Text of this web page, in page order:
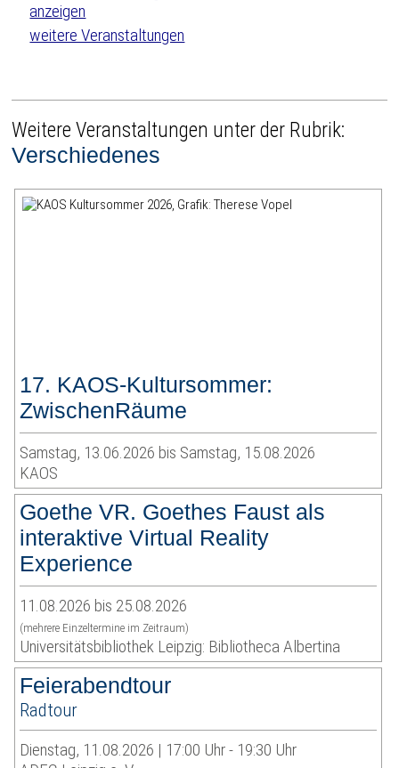
weitere Veranstaltungen
Weitere Veranstaltungen unter der Rubrik:
Verschiedenes
17. KAOS-Kultursommer:
ZwischenRäume
Samstag, 13.06.2026 bis Samstag, 15.08.2026
KAOS
Goethe VR. Goethes Faust als
interaktive Virtual Reality
Experience
11.08.2026 bis 25.08.2026
(mehrere Einzeltermine im Zeitraum)
Universitätsbibliothek Leipzig: Bibliotheca Albertina
Feierabendtour
Radtour
Dienstag, 11.08.2026 | 17:00 Uhr - 19:30 Uhr